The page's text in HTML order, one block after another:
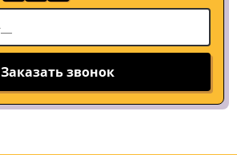
Заказать звонок